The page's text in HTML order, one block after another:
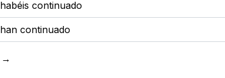
habéis continuado
han continuado
→